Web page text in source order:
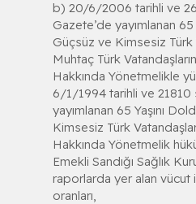
b) 20/6/2006 tarihli ve
Gazete’de yayımlanan
Güçsüz ve Kimsesiz Türk
Muhtaç Türk
Hakkında Yönetmelikle
6/1/1994 tarihli ve 21810
yayımlanan 65 Yaşını
Kimsesiz Türk
Hakkında Yönetmelik
Emekli Sandığı Sağlık
raporlarda yer alan vücut
oranları,